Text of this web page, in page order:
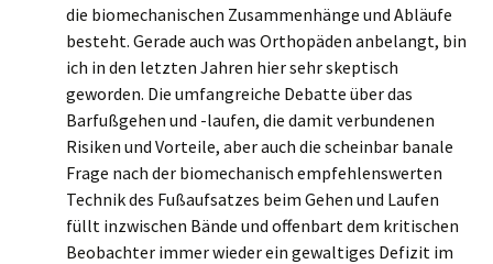
die biomechanischen Zusammenhänge und Abläufe
besteht. Gerade auch was Orthopäden anbelangt, bin
ich in den letzten Jahren hier sehr skeptisch
geworden. Die umfangreiche Debatte über das
Barfußgehen und -laufen, die damit verbundenen
Risiken und Vorteile, aber auch die scheinbar banale
Frage nach der biomechanisch empfehlenswerten
Technik des Fußaufsatzes beim Gehen und Laufen
füllt inzwischen Bände und offenbart dem kritischen
Beobachter immer wieder ein gewaltiges Defizit im